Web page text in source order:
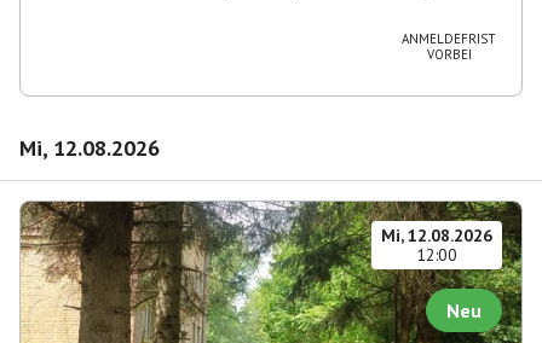
ANMELDEFRIST
VORBEI
Mi, 12.08.2026
Mi, 12.08.2026
12:00
Neu